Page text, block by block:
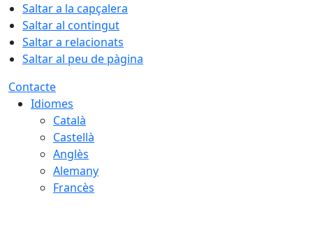
Saltar a la capçalera
Saltar al contingut
Saltar a relacionats
Saltar al peu de pàgina
Contacte
Idiomes
Català
Castellà
Anglès
Alemany
Francès